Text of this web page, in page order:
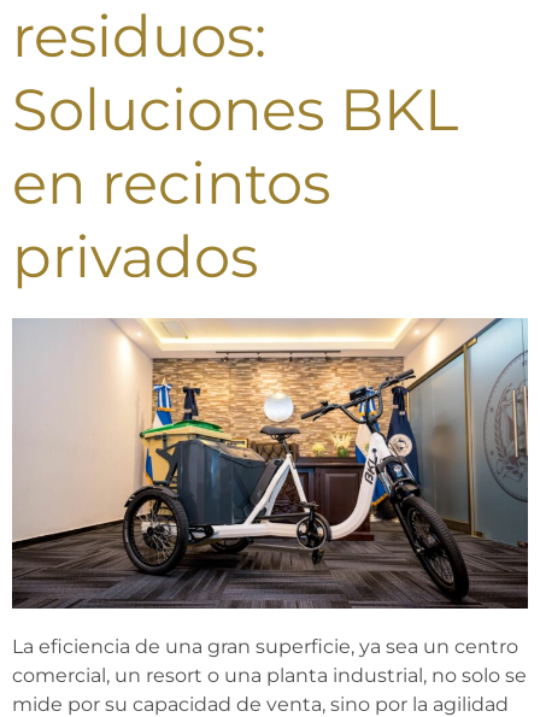
residuos:
Soluciones BKL
en recintos
privados
La eficiencia de una gran superficie, ya sea un centro
comercial, un resort o una planta industrial, no solo se
mide por su capacidad de venta, sino por la agilidad